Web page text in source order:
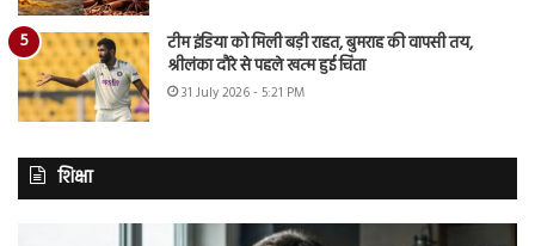
टीम इंडिया को मिली बड़ी राहत, बुमराह की वापसी तय,
श्रीलंका दौरे से पहले खत्म हुई चिंता
31 July 2026 - 5:21 PM
शिक्षा